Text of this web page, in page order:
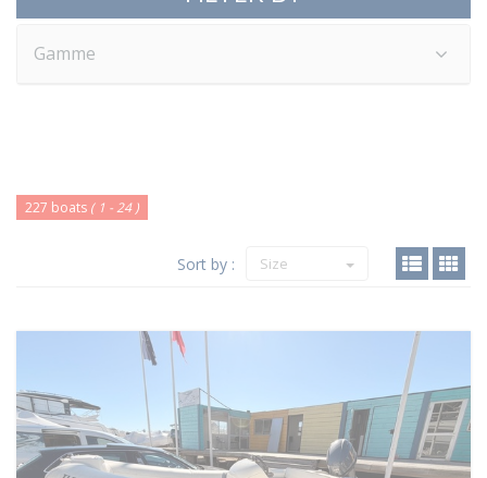
Gamme
227 boats ( 1 - 24 )
Sort by : Size